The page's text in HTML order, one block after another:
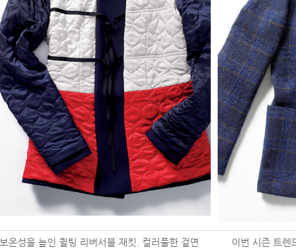
보온성을 높인 퀼팅 리버서블 재킷. 컬러풀한 겉면
이번 시즌 트렌